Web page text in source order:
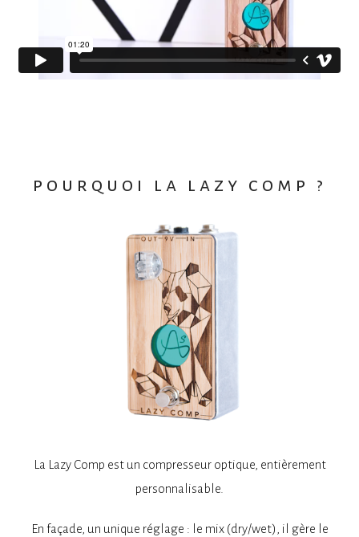
pourquoi la lazy comp ?
La Lazy Comp est un compresseur optique, entièrement
personnalisable.
En façade, un unique réglage : le mix (dry/wet), il gère le